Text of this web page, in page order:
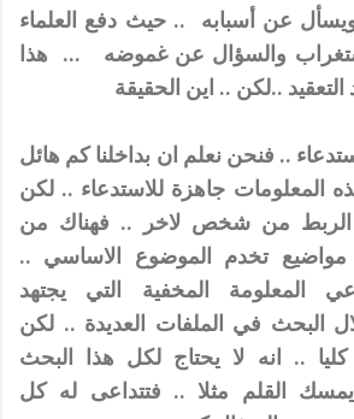
عن أسبابه .. حيث دفع العلماء
والسؤال عن غموضه ... هذا
..لكن .. اين الحقيقة
.. فنحن نعلم ان بداخلنا كم هائل
المعلومات جاهزة للاستدعاء .. لكن
الربط من شخص لاخر .. فهناك من
تخدم الموضوع الاساسي ..
المعلومة المخفية التي يجتهد
البحث في الملفات العديدة .. لكن
.. انه لا يحتاج لكل هذا البحث
يمسك القلم مثلا .. فتتداعى له كل